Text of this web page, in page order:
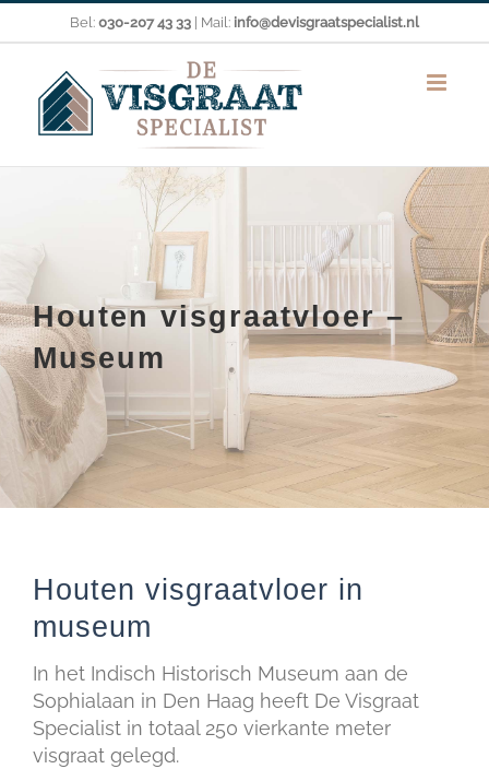
Ga
inhoud
Bel: 030-207 43 33 | Mail: info@devisgraatspecialist.nl
Houten visgraatvloer –
Museum
Houten visgraatvloer in
museum
In het Indisch Historisch Museum aan de
Sophialaan in Den Haag heeft De Visgraat
Specialist in totaal 250 vierkante meter
visgraat gelegd.